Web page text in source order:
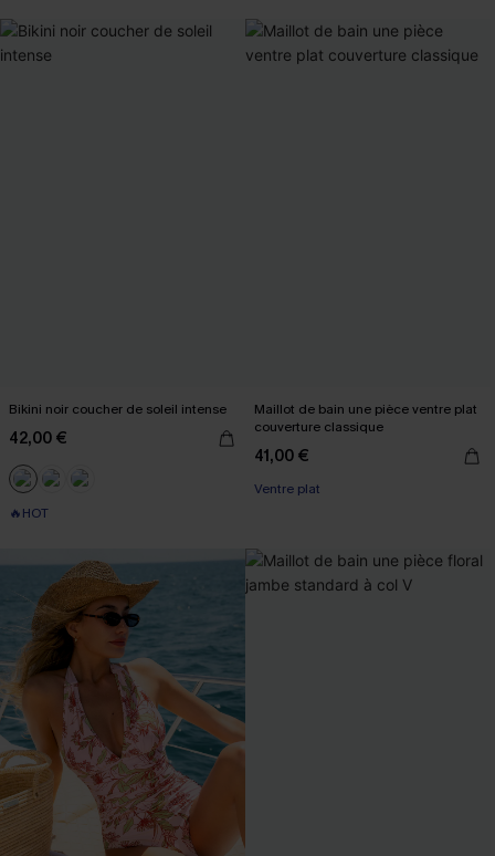
Bikini noir coucher de soleil intense
42,00 €
🔥HOT
Maillot de bain une pièce ventre plat
couverture classique
41,00 €
Ventre plat